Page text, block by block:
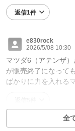
返信1件
e830rock
2026/5/08 10:30
マツダ6（アテンザ
が販売終了になって
ばかりに力を入れる
全